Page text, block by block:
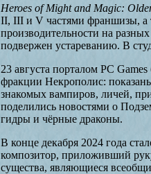
Heroes of Might and Magic:
II, III и V частями франшизы, а
производительности на
подвержен устареванию. В
23 августа порталом PC
фракции Некрополис:
знакомых вампиров, личей,
поделились новостями о
гидры и чёрные драконы.
В конце декабря 2024 года
композитор, приложивший
существа, являющиеся